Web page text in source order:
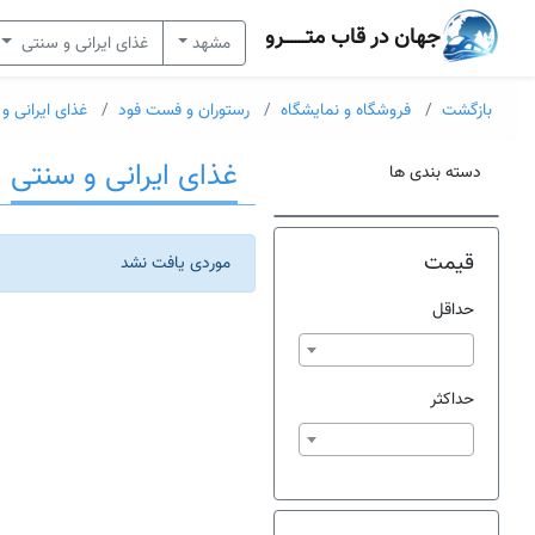
جهان در قاب متــــــرو مشهد غذای ایرانی و سنتی
بازگشت فروشگاه و نمایشگاه رستوران و فست فود غذای ایرانی
دسته بندی ها
قیمت
حداقل
حداکثر
غذای ایرانی و سنتی
موردی یافت نشد